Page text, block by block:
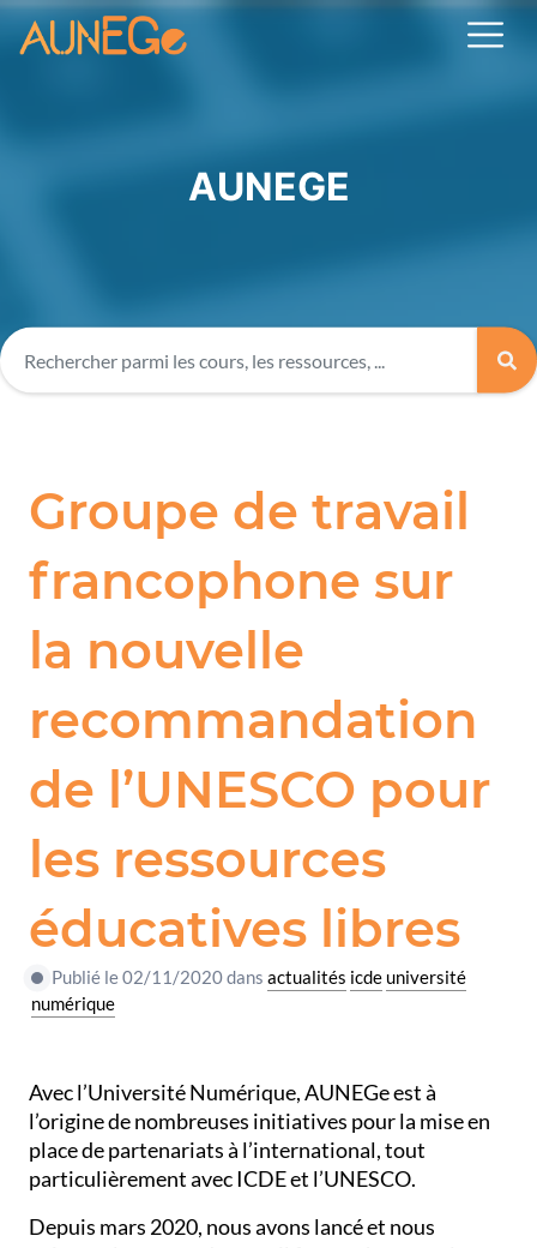
AUNEGE
Groupe de travail
francophone sur
la nouvelle
recommandation
de l’UNESCO pour
les ressources
éducatives libres
Publié le 02/11/2020 dansactualités icde université
numérique
Avec l’Université Numérique, AUNEGe est à
l’origine de nombreuses initiatives pour la mise en
place de partenariats à l’international, tout
particulièrement avec ICDE et l’UNESCO.
Depuis mars 2020, nous avons lancé et nous